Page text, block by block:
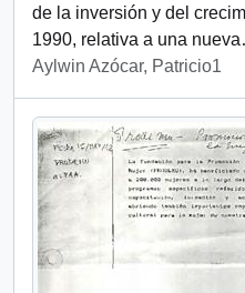
de la inversión y del
1990, relativa a una nueva
Aylwin Azócar, Patricio1